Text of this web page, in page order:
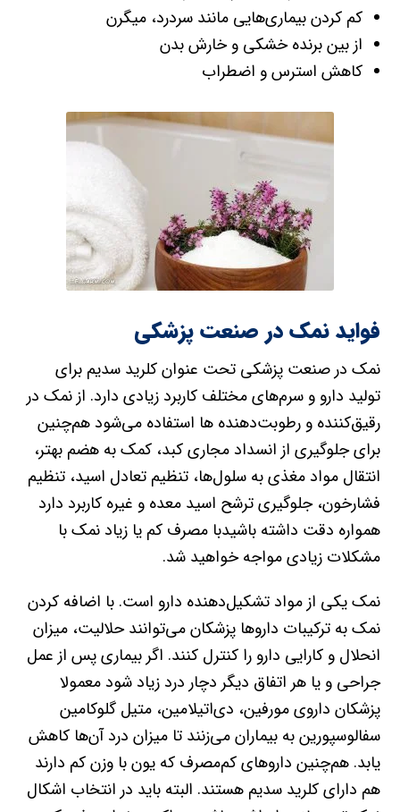
کم کردن بیماری‌هایی مانند سردرد، میگرن
از بین برنده خشکی و خارش بدن
کاهش استرس و اضطراب
فواید نمک در صنعت پزشکی
نمک در صنعت پزشکی تحت عنوان کلرید سدیم برای
تولید دارو و سرم‌های مختلف کاربر‌د‌ زیادی دارد. از نمک در
رقیق‌کننده و رطوبت‌دهنده ها استفاده می‌شود هم‌چنین
برای جلوگیری از انسداد مجاری کبد، کمک به هضم بهتر،
انتقال مواد مغذی به سلول‌ها، تنظیم تعادل اسید، تنظیم
فشارخون، جلوگیری ترشح اسید معده و غیره کاربرد دارد
همواره دقت داشته باشیدبا مصرف کم یا زیاد نمک با
مشکلات زیادی مواجه خواهید شد.
نمک یکی از مواد تشکیل‌دهنده دارو است. با اضافه کردن
نمک به ترکیبات داروها پزشکان می‌توانند حلالیت، میزان
انحلال و کارایی دارو را کنترل کنند. اگر بیماری پس از عمل
جراحی و یا هر اتفاق دیگر دچار درد زیاد شود معمولا
پزشکان داروی مورفین، دی‌اتیلامین، متیل گلوکامین
سفالوسپورین به بیماران می‌زنند تا میزان درد آن‌ها کاهش
یابد. هم‌چنین داروهای کم‌مصرف که یون با وزن کم دارند
هم دارای کلرید سدیم هستند. البته باید در انتخاب اشکال